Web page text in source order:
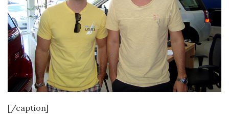
[/caption]